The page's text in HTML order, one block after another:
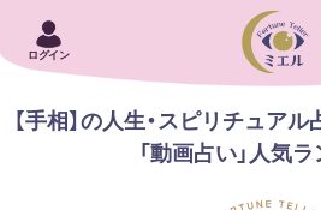
ログイン
【手相】の人生・スピリチュア
「動画占い」人気